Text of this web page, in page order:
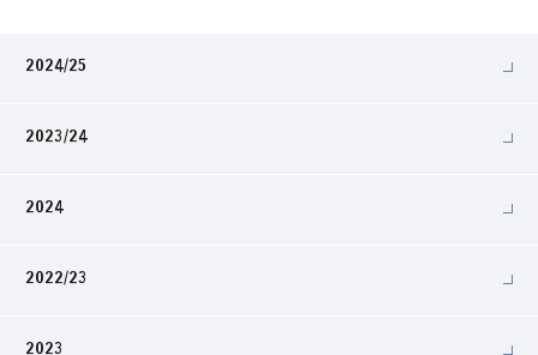
2024/25
2023/24
2024
2022/23
2023